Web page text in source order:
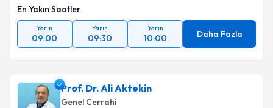
En Yakın Saatler
Yarın
09:00
Yarın
09:30
Yarın
10:00 Daha Fazla
Prof. Dr. Ali Aktekin
Genel Cerrahi